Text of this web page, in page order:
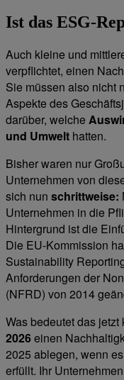
Ist das ESG-
Auch kleine und
verpflichtet, einen
Sie müssen also nicht
Aspekte des
darüber, welche
und Umwelt hatten.
Bisher waren nur
Unternehmen von
sich nun schrittweise:
Unternehmen in die
Hintergrund ist die
Die EU-Kommission
Sustainability
Anforderungen der
(NFRD) von 2014
Was bedeutet das
2026einen
2025 ablegen, wenn
erfüllt. Ihr